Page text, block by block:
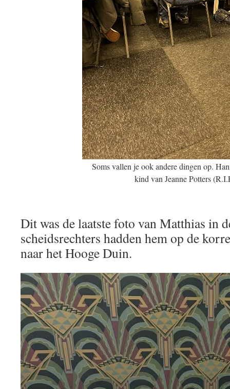
Soms vallen je ook andere dingen op.
kind van Jeanne Potters
Dit was de laatste foto van Matthias in
scheidsrechters hadden hem op de
naar het Hooge Duin.